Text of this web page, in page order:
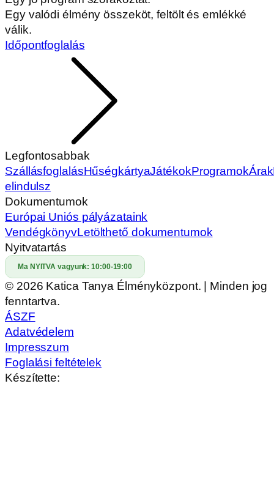
Egy valódi élmény összeköt, feltölt és emlékké
válik.
Időpontfoglalás
Legfontosabbak
SzállásfoglalásHűségkártyaJátékokProgramokÁrak
elindulsz
Dokumentumok
Európai Uniós pályázataink
VendégkönyvLetölthető dokumentumok
Nyitvatartás
Ma NYITVA vagyunk:10:00-19:00
© 2026 Katica Tanya Élményközpont. | Minden jog
fenntartva.
ÁSZF
Adatvédelem
Impresszum
Foglalási feltételek
Készítette: